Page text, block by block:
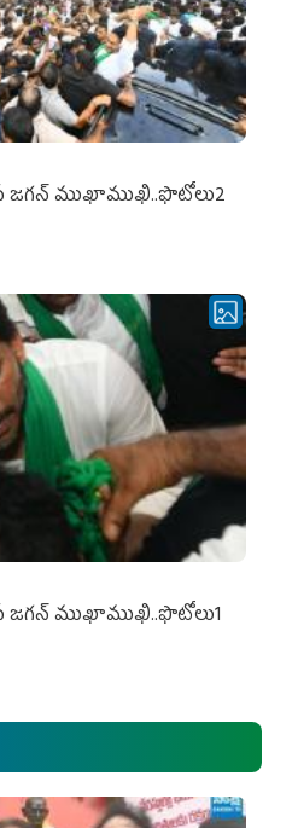
జ‌గ‌న్ ముఖాముఖి..ఫొటోలు2
ముఖాముఖి..ఫొటోలు1